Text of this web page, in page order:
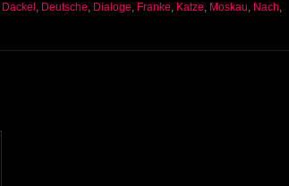
Dackel , Deutsche, Dialoge, Franke, Katze, Moskau, Nach,